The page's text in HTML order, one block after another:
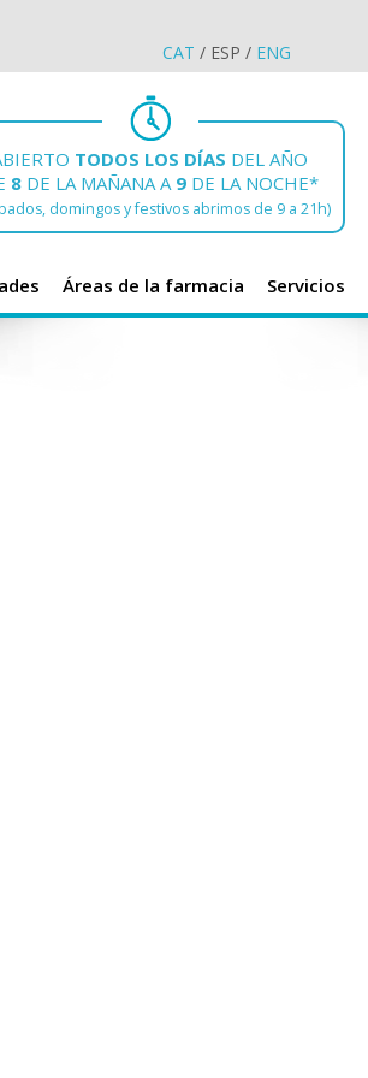
CAT / ESP / ENG
TODOS LOS DÍAS DEL AÑO
8DE LA MAÑANA A 9DE LA NOCHE*
domingos y festivos abrimos de 9 a 21h)
Áreas de la farmacia Servicios